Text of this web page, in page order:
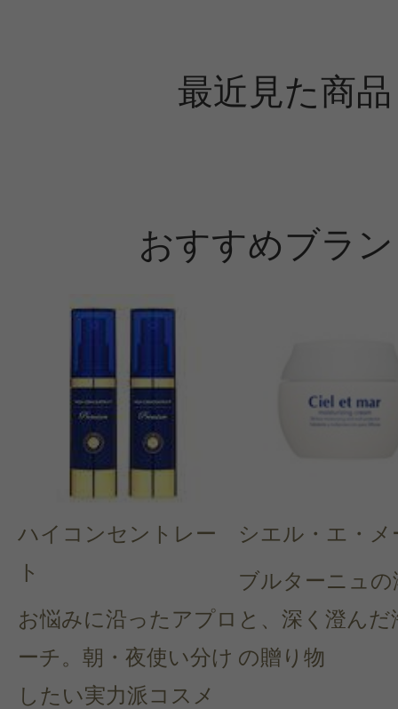
最近見た商品
おすすめブラ
ハイコンセントレー
ト
お悩みに沿ったアプロ
ーチ。朝・夜使い分け
したい実力派コスメ
シエル・エ・メ
ブルターニュの
と、深く澄んだ
の贈り物